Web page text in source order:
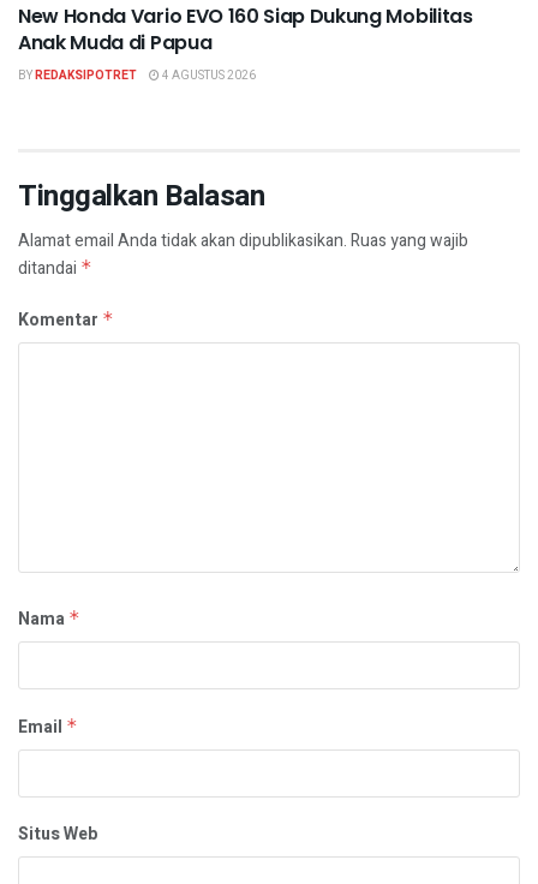
New Honda Vario EVO 160 Siap Dukung Mobilitas
Anak Muda di Papua
BYREDAKSIPOTRET 4 AGUSTUS 2026
Tinggalkan Balasan
Alamat email Anda tidak akan dipublikasikan.Ruas yang wajib
ditandai *
Komentar *
Nama *
Email *
Situs Web